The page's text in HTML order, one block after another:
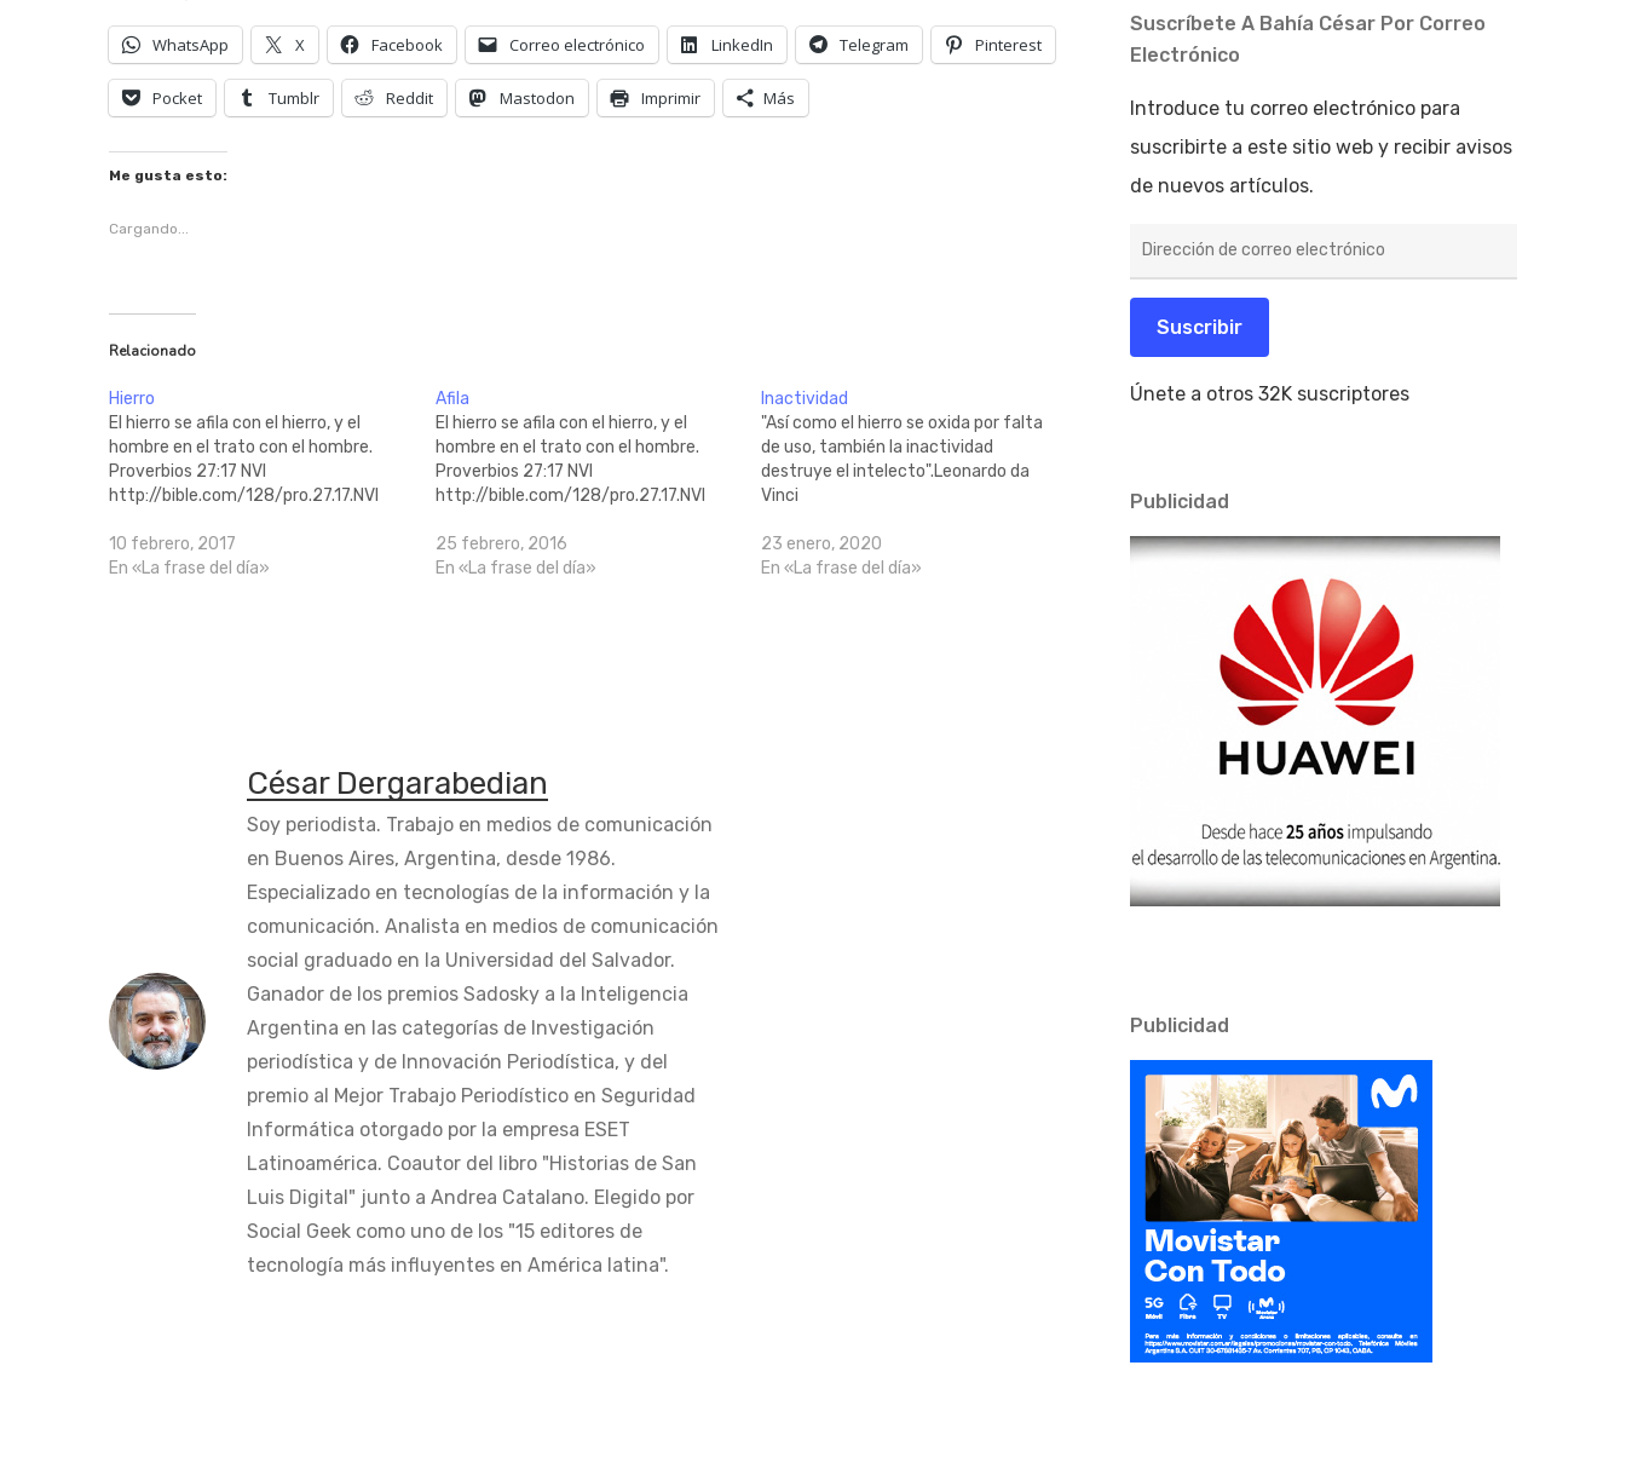
WhatsApp X Facebook Correo electrónico LinkedIn Telegram Pinterest
Pocket Tumblr Reddit Mastodon Imprimir Más
Me gusta esto:
Cargando...
Relacionado
Hierro
El hierro se afila con el hierro, y el
hombre en el trato con el hombre.
Proverbios 27:17 NVI
http://bible.com/128/pro.27.17.NVI
10 febrero, 2017
En «La frase del día»
Afila
El hierro se afila con el hierro, y el
hombre en el trato con el hombre.
Proverbios 27:17 NVI
http://bible.com/128/pro.27.17.NVI
25 febrero, 2016
En «La frase del día»
Inactividad
"Así como el hierro se oxida por falta
de uso, también la inactividad
destruye el intelecto".Leonardo da
Vinci
23 enero, 2020
En «La frase del día»
César Dergarabedian
Soy periodista. Trabajo en medios de comunicación
en Buenos Aires, Argentina, desde 1986.
Especializado en tecnologías de la información y la
comunicación. Analista en medios de comunicación
social graduado en la Universidad del Salvador.
Ganador de los premios Sadosky a la Inteligencia
Argentina en las categorías de Investigación
periodística y de Innovación Periodística, y del
premio al Mejor Trabajo Periodístico en Seguridad
Informática otorgado por la empresa ESET
Latinoamérica. Coautor del libro "Historias de San
Luis Digital" junto a Andrea Catalano. Elegido por
Social Geek como uno de los "15 editores de
tecnología más influyentes en América latina".
Suscríbete A Bahía César Por Correo
Electrónico
Introduce tu correo electrónico para
suscribirte a este sitio web y recibir avisos
de nuevos artículos.
de
electrónico
Suscribir
Únete a otros 32K suscriptores
Publicidad
Publicidad